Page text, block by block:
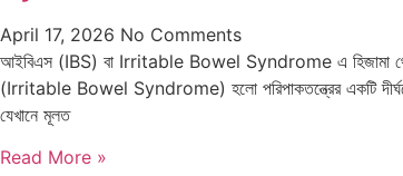
April 17, 2026 No Comments
আইবিএস (IBS) বা Irritable Bowel Syndrome এ হিজামা
(Irritable Bowel Syndrome) হলো পরিপাকতন্ত্রের একটি
যেখানে মূলত
Read More »